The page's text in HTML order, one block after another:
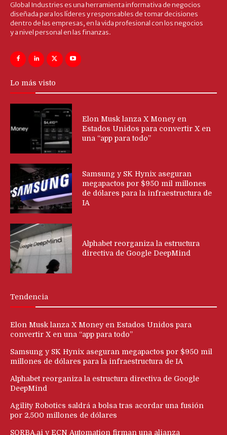
Global Industries es una herramienta informativa de negocios
diseñada para los líderes y responsables de tomar decisiones
dentro de las empresas, en la vida profesional con los negocios
y a nivel personal en las finanzas.
Lo más visto
Elon Musk lanza X Money en
Estados Unidos para convertir X en
una “app para todo”
Samsung y SK Hynix aseguran
megapactos por $950 mil millones
de dólares para la infraestructura de
IA
Alphabet reorganiza la estructura
directiva de Google DeepMind
Tendencia
Elon Musk lanza X Money en Estados Unidos para
convertir X en una “app para todo”
Samsung y SK Hynix aseguran megapactos por $950 mil
millones de dólares para la infraestructura de IA
Alphabet reorganiza la estructura directiva de Google
DeepMind
Agility Robotics saldrá a bolsa tras acordar una fusión
por 2,500 millones de dólares
SORBA.ai y ECN Automation firman una alianza